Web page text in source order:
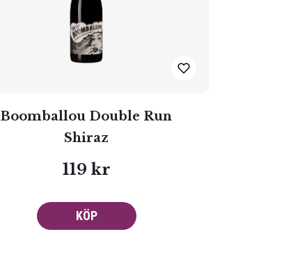
Boomballou Double Run
Shiraz
119 kr
KÖP